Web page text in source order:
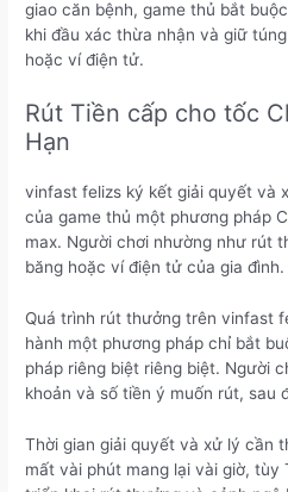
giao căn bệnh, game thủ bắt
khi đầu xác thừa nhận và giữ
hoặc ví điện tử.
Rút Tiền cấp cho tốc
Hạn
vinfast felizs ký kết giải quyết và
của game thủ một phương pháp
max. Người chơi nhường như rút
băng hoặc ví điện tử của gia đình.
Quá trình rút thưởng trên vinfast
hành một phương pháp chỉ bắt
pháp riêng biệt riêng biệt. Người
khoản và số tiền ý muốn rút, sau
Thời gian giải quyết và xử lý cần
mất vài phút mang lại vài giờ, tùy